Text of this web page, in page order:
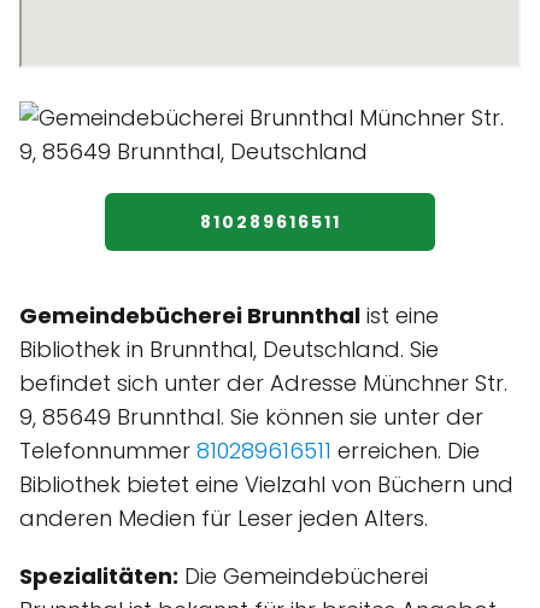
810289616511
Gemeindebücherei Brunnthal ist eine
Bibliothek in Brunnthal, Deutschland. Sie
befindet sich unter der Adresse Münchner Str.
9, 85649 Brunnthal. Sie können sie unter der
Telefonnummer 810289616511 erreichen. Die
Bibliothek bietet eine Vielzahl von Büchern und
anderen Medien für Leser jeden Alters.
Spezialitäten: Die Gemeindebücherei